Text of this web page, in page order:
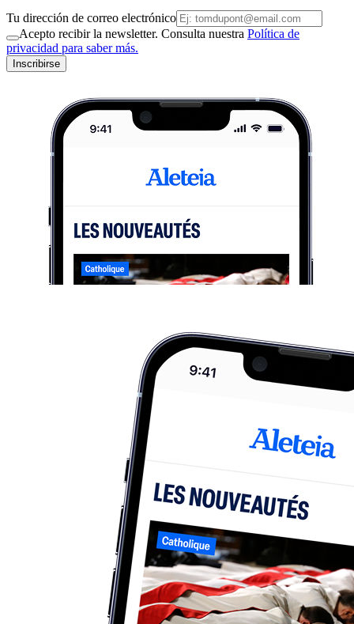
Tu dirección de correo electrónico
Acepto recibir la newsletter. Consulta nuestra Política de
privacidad para saber más.
Inscribirse